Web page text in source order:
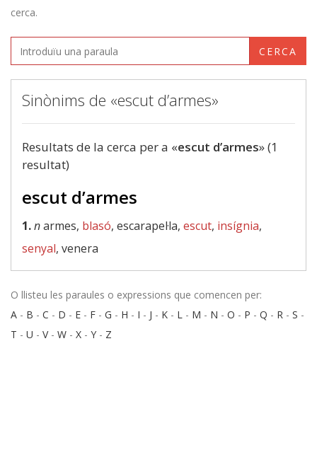
cerca.
CERCA
Sinònims de «escut d’armes»
Resultats de la cerca per a «escut d’armes» (1
resultat)
escut d’armes
1.narmes, blasó, escarapel·la, escut, insígnia,
senyal, venera
O llisteu les paraules o expressions que comencen per:
A - B - C - D - E - F - G - H - I - J - K - L - M - N - O - P - Q - R - S -
T - U - V- W - X - Y - Z